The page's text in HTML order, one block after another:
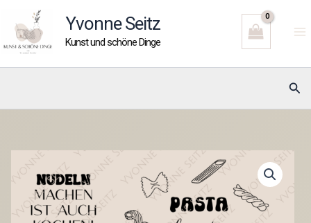
Inhalt
springen
Yvonne Seitz
Kunst und schöne Dinge